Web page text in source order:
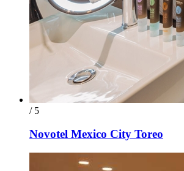
/ 5
Novotel Mexico City Toreo